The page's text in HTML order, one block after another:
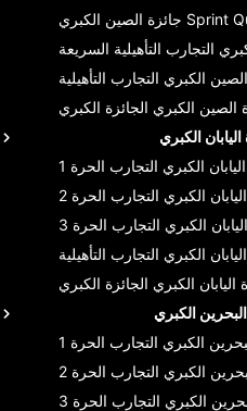
جائزة الصين الكبري Sprint
التجارب التأهيلية السريعة
الكبري التجارب التأهيلية
الصين الكبري الجائزة الكبري
الكبري
الكبري التجارب الحرة 1
الكبري التجارب الحرة 2
الكبري التجارب الحرة 3
الكبري التجارب التأهيلية
اليابان الكبري الجائزة الكبري
الكبري
الكبري التجارب الحرة 1
الكبري التجارب الحرة 2
الكبري التجارب الحرة 3